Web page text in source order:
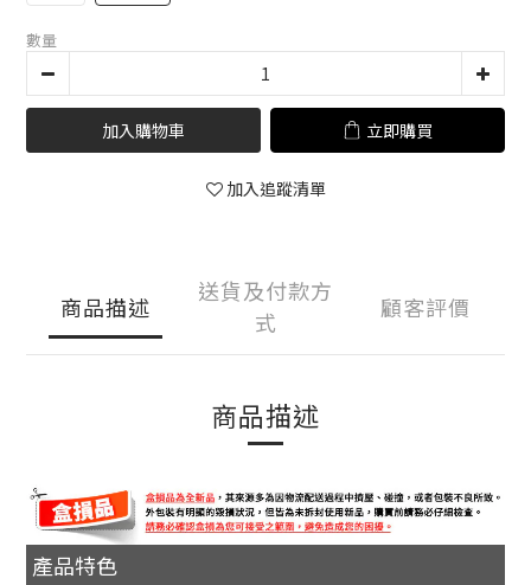
數量
加入購物車 立即購買
加入追蹤清單
商品描述
送貨及付款方
式
顧客評價
商品描述
產品特色